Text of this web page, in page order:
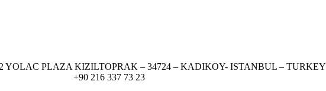
YOLAC PLAZA KIZILTOPRAK – 34724 – KADIKOY- ISTANBUL – TURKEY
+90 216 337 73 23